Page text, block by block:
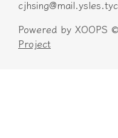
Powered by XOOPS
Project